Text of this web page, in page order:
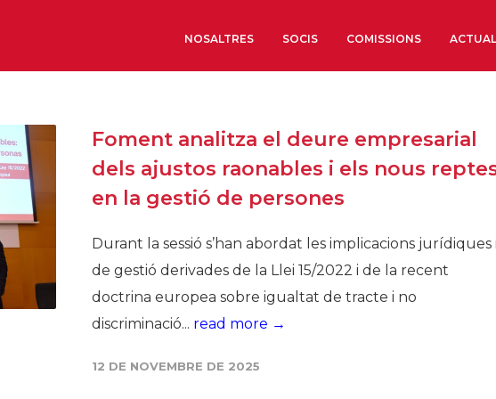
NOSALTRES
Òrgans de Govern
Òrgans Consultius
Econòmics i Socials
Organitzacions
SOCIS COMISSIONS
Foment analitza el deure empresarial
dels ajustos raonables i els nous
en la gestió de persones
Durant la sessió s’han abordat les implicacions jurídiques i
de gestió derivades de la Llei 15/2022 i de la recent
doctrina europea sobre igualtat de tracte i no
discriminació... read more →
12 DE NOVEMBRE DE 2025